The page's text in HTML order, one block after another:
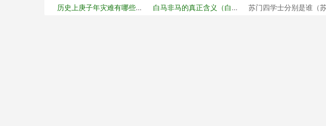
历史上庚子年灾难有哪些
白马非马的真正含义（白
苏门四学士分别是谁（